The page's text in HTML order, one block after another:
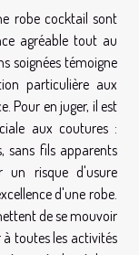
robe cocktail sont
agréable tout au
soignées témoigne
particulière aux
Pour en juger, il est
aux coutures :
sans fils apparents
un risque d'usure
d'une robe.
de se mouvoir
toutes les activités